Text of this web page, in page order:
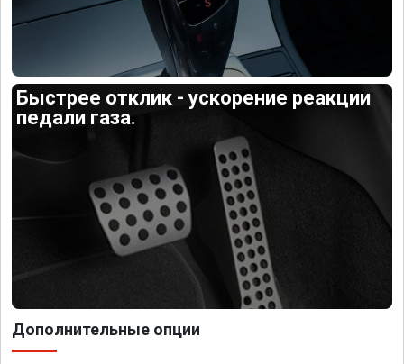
Быстрее отклик - ускорение реакции
педали газа.
Дополнительные опции